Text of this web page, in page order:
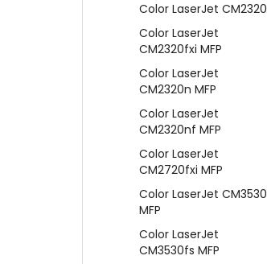
Color LaserJet CM2320
Color LaserJet
CM2320fxi MFP
Color LaserJet
CM2320n MFP
Color LaserJet
CM2320nf MFP
Color LaserJet
CM2720fxi MFP
Color LaserJet CM3530
MFP
Color LaserJet
CM3530fs MFP